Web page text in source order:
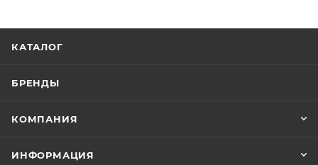
КАТАЛОГ
БРЕНДЫ
КОМПАНИЯ
ИНФОРМАЦИЯ